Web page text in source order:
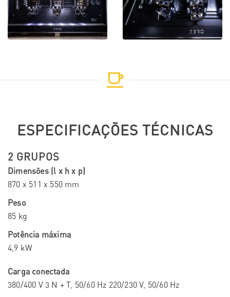
ESPECIFICAÇÕES TÉCNICAS
2 GRUPOS
Dimensões (l x h x p)
870 x 511 x 550 mm
Peso
85 kg
Potência máxima
4,9 kW
Carga conectada
380/400 V 3 N + T, 50/60 Hz 220/230 V, 50/60 Hz